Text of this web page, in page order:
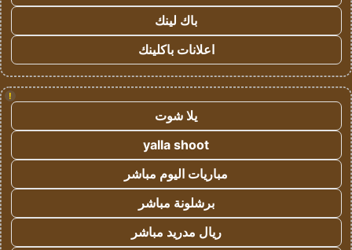
باك لينك
اعلانات باكلينك
!
يلا شوت
yalla shoot
مباريات اليوم مباشر
برشلونة مباشر
ريال مدريد مباشر